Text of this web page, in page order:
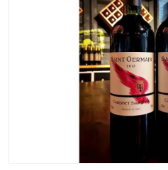
家用电器报关
国际灯具清关